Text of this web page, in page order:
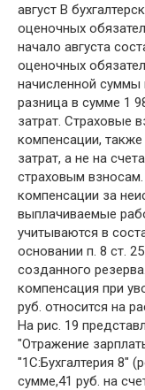
август В
оценочных
начало августа
оценочных
начисленной
разница в сумме 1
затрат. Страховые
компенсации,
затрат, а не на
страховым
компенсации за
выплачиваемые
учитываются в
основании п. 8 ст.
созданного
компенсация при
руб. относится на
На рис. 19
"Отражение
"1С:Бухгалтерия 8"
сумме,41 руб. на